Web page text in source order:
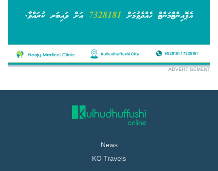
ADVERTISEMENT
News
KO Travels